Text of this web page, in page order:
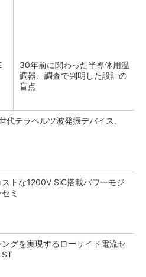
30年前に関わった半導体用温
調器、調査で判明した設計の
盲点
代テラヘルツ波発振デバイス、
トな1200V SiC搭載パワーモジ
ミ
グを実現するローサイド電流セ
ST